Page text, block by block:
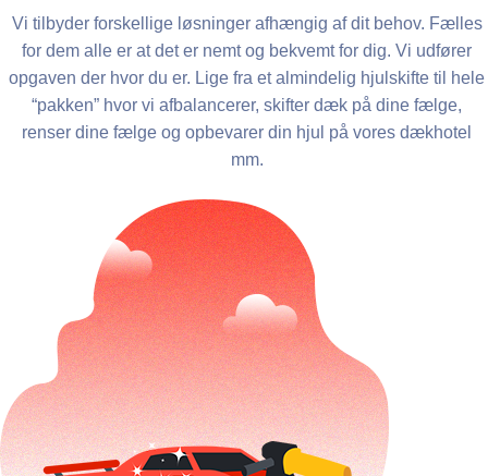
Vi tilbyder forskellige løsninger afhængig af dit behov. Fælles
for dem alle er at det er nemt og bekvemt for dig. Vi udfører
opgaven der hvor du er. Lige fra et almindelig hjulskifte til hele
“pakken” hvor vi afbalancerer, skifter dæk på dine fælge,
renser dine fælge og opbevarer din hjul på vores dækhotel
mm.